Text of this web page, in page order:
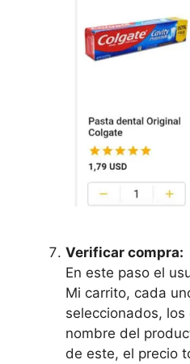
Verificar compra:
En este paso el
Mi carrito, cada
seleccionados,
nombre del
de este, el precio